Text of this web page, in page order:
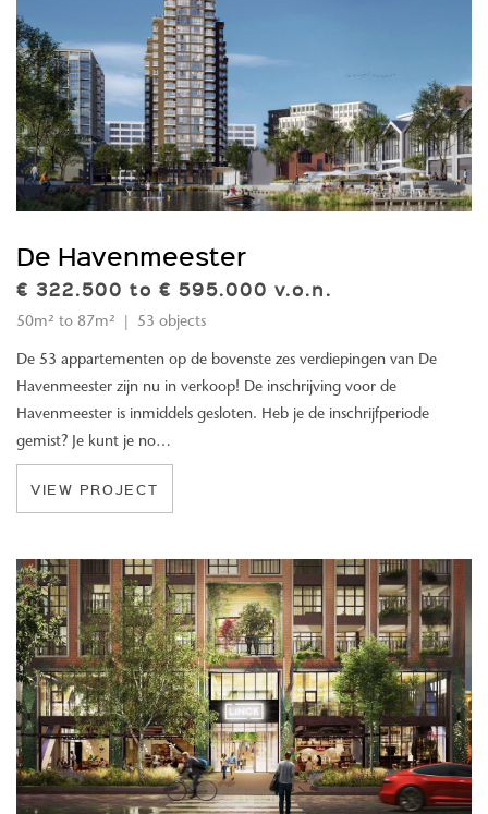
De Havenmeester
€ 322.500 to € 595.000 v.o.n.
50m² to 87m² | 53 objects
De 53 appartementen op de bovenste zes verdiepingen van De
Havenmeester zijn nu in verkoop! De inschrijving voor de
Havenmeester is inmiddels gesloten. Heb je de inschrijfperiode
gemist? Je kunt je no…
VIEW PROJECT